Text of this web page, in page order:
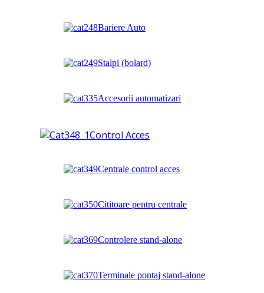
Bariere Auto
Stalpi (bolard)
Accesorii automatizari
Control Acces
Centrale control acces
Cititoare pentru centrale
Controlere stand-alone
Terminale pontaj stand-alone